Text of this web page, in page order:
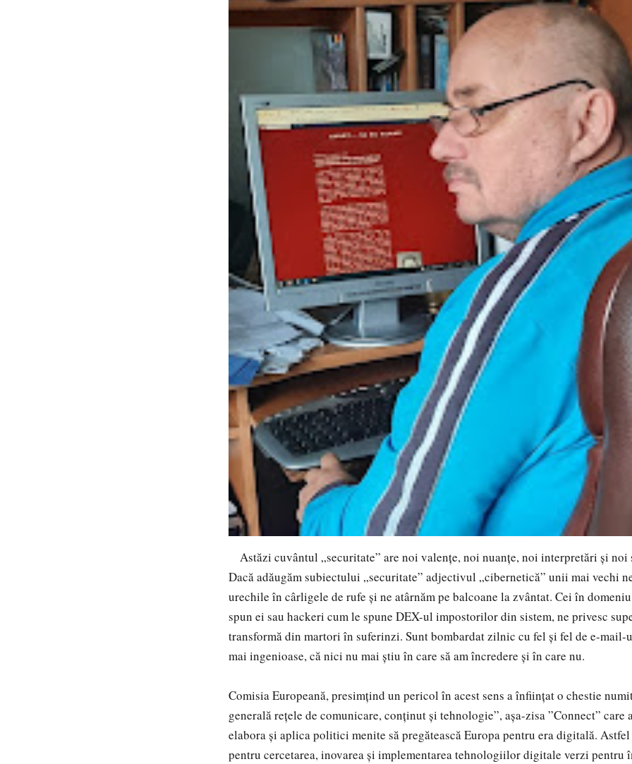
Astăzi cuvântul „securitate” are noi valențe, noi nuanțe, noi interpretări și noi
Dacă adăugăm subiectului „securitate” adjectivul „cibernetică” unii mai vechi
urechile în cârligele de rufe și ne atârnăm pe balcoane la zvântat. Cei în
spun ei sau hackeri cum le spune DEX-ul impostorilor din sistem, ne privesc
transformă din martori în suferinzi. Sunt bombardat zilnic cu fel și fel de e-mail-
mai ingenioase, că nici nu mai știu în care să am încredere și în care nu.
Comisia Europeană, presimțind un pericol în acest sens a înființat o chestie
generală rețele de comunicare, conținut și tehnologie”, așa-zisa ”Connect” care
elabora și aplica politici menite să pregătească Europa pentru era digitală.
pentru cercetarea, inovarea și implementarea tehnologiilor digitale verzi pentru